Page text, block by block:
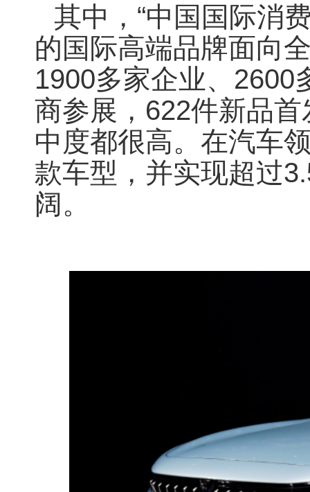
其中，“中国国际消
的国际高端品牌面向
1900多家企业、2600
商参展，622件新品首
中度都很高。在汽车
款车型，并实现超过
阔。